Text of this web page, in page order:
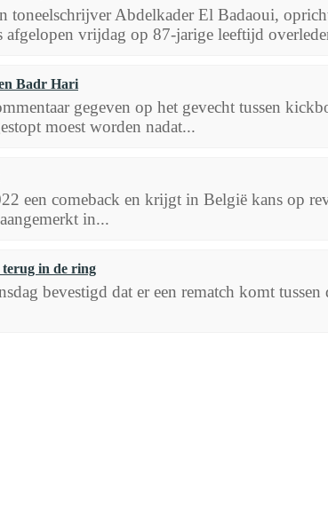
toneelschrijver Abdelkader El Badaoui,
afgelopen vrijdag op 87-jarige leeftijd
Badr Hari
gegeven op het gevecht tussen
moest worden nadat...
een comeback en krijgt in België kans op
in...
in de ring
bevestigd dat er een rematch komt